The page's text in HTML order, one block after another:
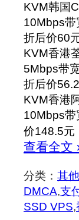
KVM韩国
10Mbps
折后价60
KVM香港
5Mbps带
折后价
KVM香港
10Mbps
价148.5元
查看全文
分类： 其他
DMCA,支
SSD VPS,